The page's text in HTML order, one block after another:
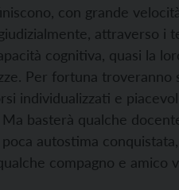
con grande
attraverso i
cognitiva, quasi la
Per fortuna troveranno
individualizzati e
basterà qualche
autostima
compagno e amico